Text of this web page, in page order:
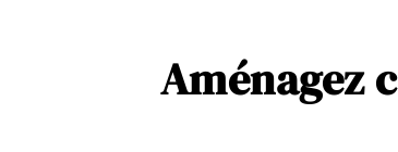
Aménagez